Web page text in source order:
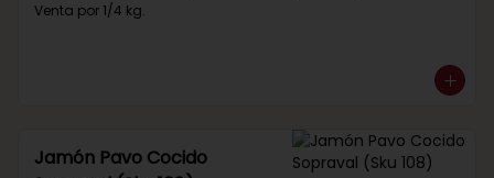
Venta por 1/4 kg.
Jamón Pavo Cocido